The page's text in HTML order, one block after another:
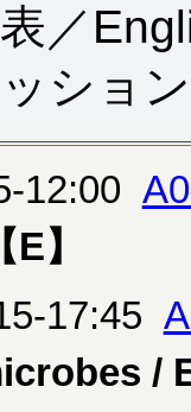
表／
ッショ
12:00
】
17:45
/